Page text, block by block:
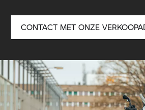
CONTACT MET ONZE